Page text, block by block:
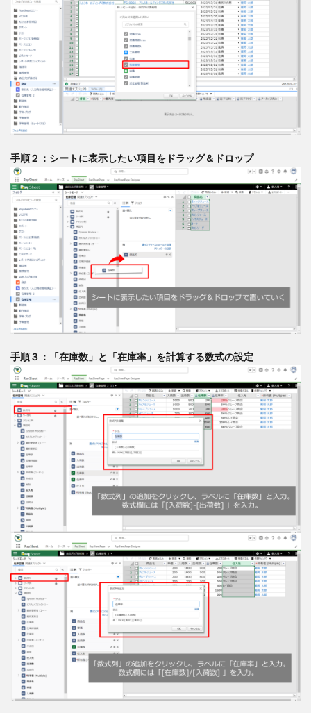
手順２：シートに表示したい項目をドラッグ＆ドロップ
手順３：「在庫数」と「在庫率」を計算する数式の設定